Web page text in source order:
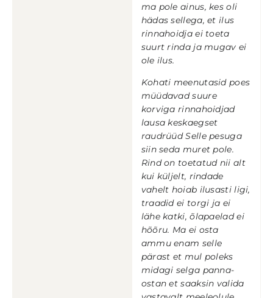
ma pole ainus, kes oli
hädas sellega, et ilus
rinnahoidja ei toeta
suurt rinda ja mugav ei
ole ilus.
Kohati meenutasid poes
müüdavad suure
korviga rinnahoidjad
lausa keskaegset
raudrüüd Selle pesuga
siin seda muret pole.
Rind on toetatud nii alt
kui küljelt, rindade
vahelt hoiab ilusasti ligi,
traadid ei torgi ja ei
lähe katki, õlapaelad ei
hõõru. Ma ei osta
ammu enam selle
pärast et mul poleks
midagi selga panna-
ostan et saaksin valida